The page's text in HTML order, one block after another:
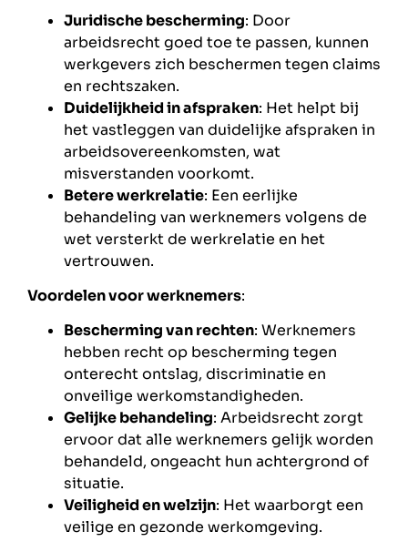
Juridische bescherming: Door
arbeidsrecht goed toe te passen, kunnen
werkgevers zich beschermen tegen claims
en rechtszaken.
Duidelijkheid in afspraken: Het helpt bij
het vastleggen van duidelijke afspraken in
arbeidsovereenkomsten, wat
misverstanden voorkomt.
Betere werkrelatie: Een eerlijke
behandeling van werknemers volgens de
wet versterkt de werkrelatie en het
vertrouwen.
Voordelen voor werknemers:
Bescherming van rechten: Werknemers
hebben recht op bescherming tegen
onterecht ontslag, discriminatie en
onveilige werkomstandigheden.
Gelijke behandeling: Arbeidsrecht zorgt
ervoor dat alle werknemers gelijk worden
behandeld, ongeacht hun achtergrond of
situatie.
Veiligheid en welzijn: Het waarborgt een
veilige en gezonde werkomgeving.